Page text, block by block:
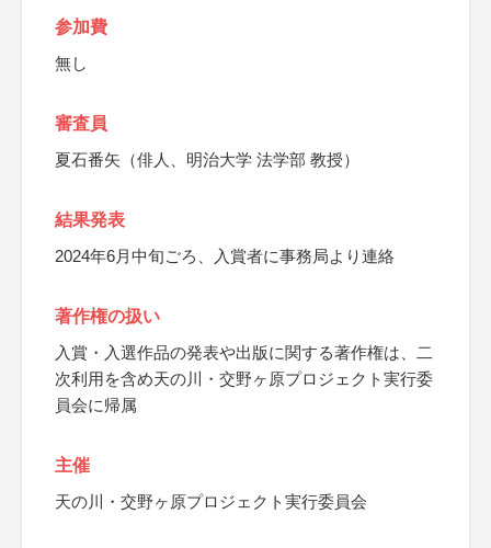
参加費
無し
審査員
夏石番矢（俳人、明治大学 法学部 教授）
結果発表
2024年6月中旬ごろ、入賞者に事務局より連絡
著作権の扱い
入賞・入選作品の発表や出版に関する著作権は、二
次利用を含め天の川・交野ヶ原プロジェクト実行委
員会に帰属
主催
天の川・交野ヶ原プロジェクト実行委員会